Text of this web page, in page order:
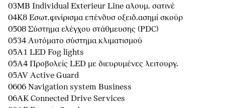
03MB Individual Exterieur Line αλουμ. σατινέ
04K8 Εσωτ.φινίρισμα επένδυσ οξειδ.ασημί σκούρ
0508 Σύστημα ελέγχου στάθμευσης (PDC)
0534 Αυτόματο σύστημα κλιματισμού
05A1 LED Fog lights
05A4 Προβολείς LED με διευρυμένες λειτουργ.
05AV Active Guard
0606 Navigation system Business
06AK Connected Drive Services